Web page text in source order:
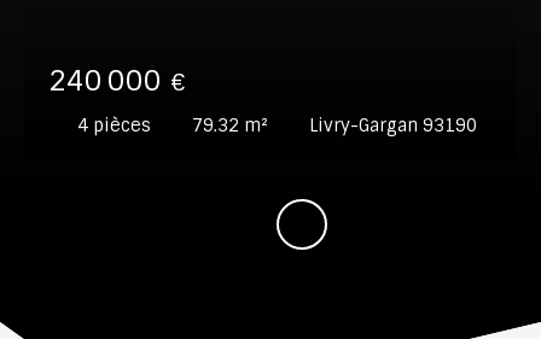
240 000 €
4 pièces 79.32 m² Livry-Gargan 93190